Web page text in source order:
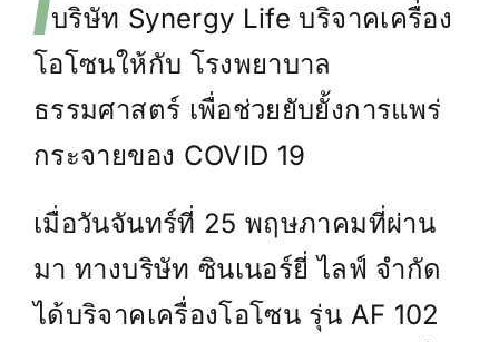
ติดตามข่าวสาร
ติดต่อเรา
บริษัท Synergy Life บริจาคเครื่อง
โอโซนให้กับ โรงพยาบาล
ธรรมศาสตร์ เพื่อช่วยยับยั้งการแพร่
กระจายของ COVID 19
เมื่อวันจันทร์ที่ 25 พฤษภาคมที่ผ่าน
มา ทางบริษัท ซินเนอร์ยี่ ไลฟ์ จำกัด
ได้บริจาคเครื่องโอโซน รุ่น AF 102